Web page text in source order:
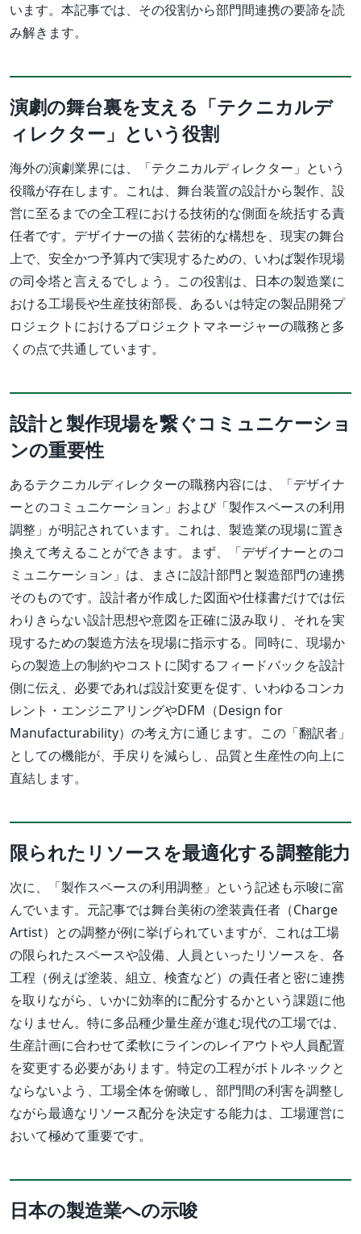
います。本記事では、その役割から部門間連携の要諦を読
み解きます。
演劇の舞台裏を支える「テクニカルデ
ィレクター」という役割
海外の演劇業界には、「テクニカルディレクター」という
役職が存在します。これは、舞台装置の設計から製作、設
営に至るまでの全工程における技術的な側面を統括する責
任者です。デザイナーの描く芸術的な構想を、現実の舞台
上で、安全かつ予算内で実現するための、いわば製作現場
の司令塔と言えるでしょう。この役割は、日本の製造業に
おける工場長や生産技術部長、あるいは特定の製品開発プ
ロジェクトにおけるプロジェクトマネージャーの職務と多
くの点で共通しています。
設計と製作現場を繋ぐコミュニケーショ
ンの重要性
あるテクニカルディレクターの職務内容には、「デザイナ
ーとのコミュニケーション」および「製作スペースの利用
調整」が明記されています。これは、製造業の現場に置き
換えて考えることができます。まず、「デザイナーとのコ
ミュニケーション」は、まさに設計部門と製造部門の連携
そのものです。設計者が作成した図面や仕様書だけでは伝
わりきらない設計思想や意図を正確に汲み取り、それを実
現するための製造方法を現場に指示する。同時に、現場か
らの製造上の制約やコストに関するフィードバックを設計
側に伝え、必要であれば設計変更を促す、いわゆるコンカ
レント・エンジニアリングやDFM（Design for
Manufacturability）の考え方に通じます。この「翻訳者」
としての機能が、手戻りを減らし、品質と生産性の向上に
直結します。
限られたリソースを最適化する調整能力
次に、「製作スペースの利用調整」という記述も示唆に富
んでいます。元記事では舞台美術の塗装責任者（Charge
Artist）との調整が例に挙げられていますが、これは工場
の限られたスペースや設備、人員といったリソースを、各
工程（例えば塗装、組立、検査など）の責任者と密に連携
を取りながら、いかに効率的に配分するかという課題に他
なりません。特に多品種少量生産が進む現代の工場では、
生産計画に合わせて柔軟にラインのレイアウトや人員配置
を変更する必要があります。特定の工程がボトルネックと
ならないよう、工場全体を俯瞰し、部門間の利害を調整し
ながら最適なリソース配分を決定する能力は、工場運営に
おいて極めて重要です。
日本の製造業への示唆